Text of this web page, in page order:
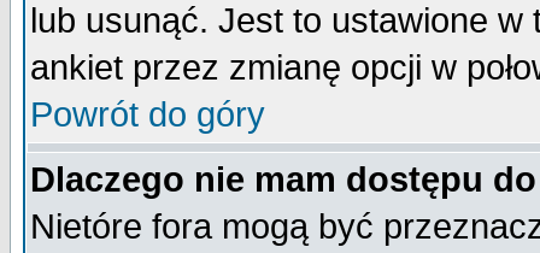
lub usunąć. Jest to ustawione w
ankiet przez zmianę opcji w
Powrót do góry
Dlaczego nie mam dostępu
Nietóre fora mogą być